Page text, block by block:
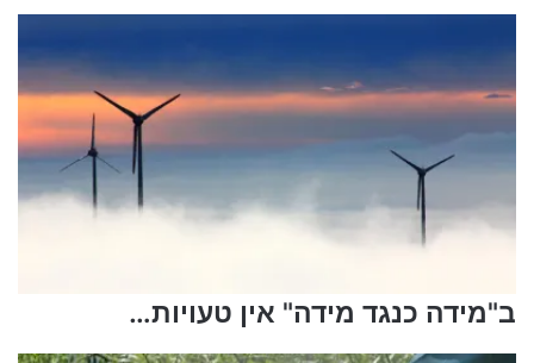
ב"מידה כנגד מידה" אין טעויות…